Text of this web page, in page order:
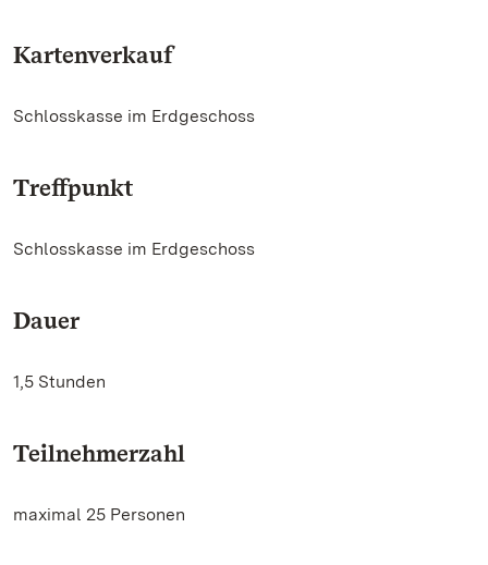
Kartenverkauf
Schlosskasse im Erdgeschoss
Treffpunkt
Schlosskasse im Erdgeschoss
Dauer
1,5 Stunden
Teilnehmerzahl
maximal 25 Personen